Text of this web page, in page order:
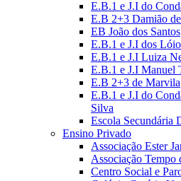
E.B.1 e J.I do
E.B 2+3 Damião
EB João dos Santos
E.B.1 e J.I dos
E.B.1 e J.I Luiza
E.B.1 e J.I Manuel
E.B 2+3 de Marvila
E.B.1 e J.I do
Silva
Escola Secundária
Ensino Privado
Associação Ester
Associação Tempo
Centro Social e